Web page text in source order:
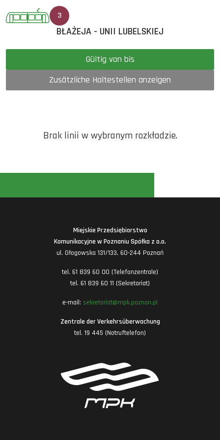
3
BŁAŻEJA - UNII LUBELSKIEJ
Gültig von bis
Zusätzliche Haltestellen anzeigen
Brak linii w wybranym rozkładzie.
Miejskie Przedsiębiorstwo
Komunikacyjne w Poznaniu Spółka z o.o.
ul. Głogowska 131/133, 60-244 Poznań
tel. 61 839 60 00 (Telefonzentrale)
tel. 61 839 60 11 (Sekretariat)
e-mail: sekretariat@mpk.poznan.pl
Zentrale der Verkehrsüberwachung
tel. 19 445 (Notruftelefon)